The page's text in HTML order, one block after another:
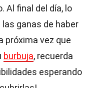
Al final del día, lo
ganas de haber
próxima vez que
burbuja, recuerda
esperando